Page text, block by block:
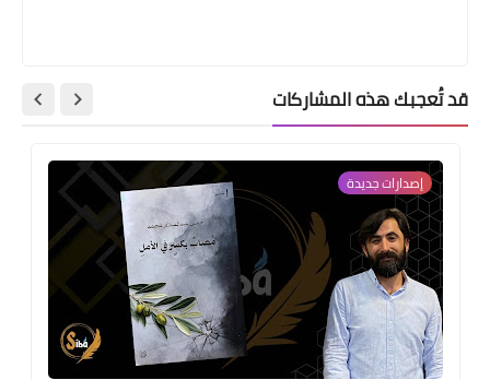
قد تُعجبك هذه المشاركات
إصدارات جديدة